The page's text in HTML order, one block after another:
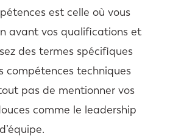
est celle où vous
avant vos qualifications et
des termes spécifiques
compétences techniques
pas de mentionner vos
comme le leadership